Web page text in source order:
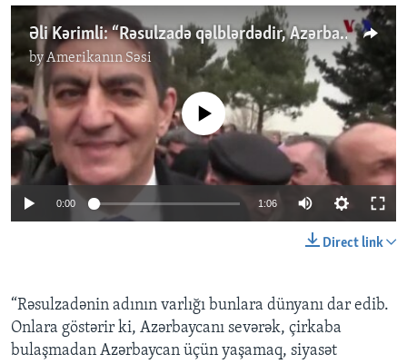
Əli Kərimli: “Rəsulzadə qəlblərdədir, Azərbaycan durduqca Rəsulzadə də duracaq”
byAmerikanın Səsi
No media source currently available
0:00 1:06
Direct link
“Rəsulzadənin adının varlığı bunlara dünyanı dar edib.
Onlara göstərir ki, Azərbaycanı sevərək, çirkaba
bulaşmadan Azərbaycan üçün yaşamaq, siyasət